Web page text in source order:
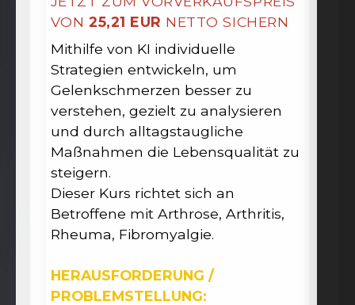
VON25,21 EUR NETTO SICHERN
Mithilfe von KI individuelle
Strategien entwickeln, um
Gelenkschmerzen besser zu
verstehen, gezielt zu analysieren
und durch alltagstaugliche
Maßnahmen die Lebensqualität zu
steigern.
Dieser Kurs richtet sich an
Betroffene mit Arthrose, Arthritis,
Rheuma, Fibromyalgie.
HERAUSFORDERUNG /
PROBLEMSTELLUNG: